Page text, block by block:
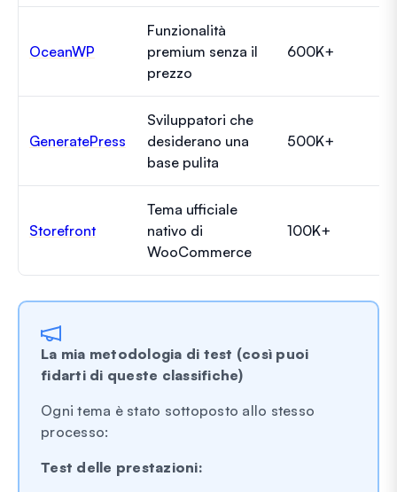
OceanWP
Funzionalità
premium senza il
prezzo
600K+
GeneratePress
Sviluppatori che
desiderano una
base pulita
500K+
Storefront
Tema ufficiale
nativo di
WooCommerce
100K+
La mia metodologia di test (così puoi
fidarti di queste classifiche)
Ogni tema è stato sottoposto allo stesso
processo:
Test delle prestazioni: